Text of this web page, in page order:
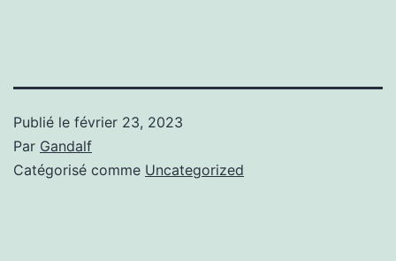
Publié le février 23, 2023
Par Gandalf
Catégorisé comme Uncategorized